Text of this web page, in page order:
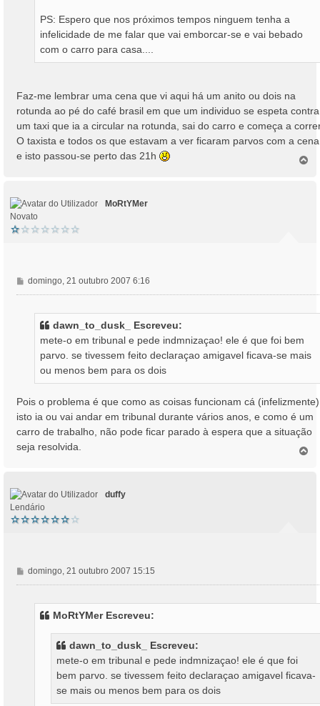
PS: Espero que nos próximos tempos ninguem tenha a
infelicidade de me falar que vai emborcar-se e vai bebado
com o carro para casa....
Faz-me lembrar uma cena que vi aqui há um anito ou dois na
rotunda ao pé do café brasil em que um individuo se espeta contra
um taxi que ia a circular na rotunda, sai do carro e começa a
O taxista e todos os que estavam a ver ficaram parvos com a
e isto passou-se perto das 21h
MoRtYMer
Novato
M
e
domingo, 21 outubro 2007 6:16
dawn_to_dusk_ Escreveu:
mete-o em tribunal e pede indmnizaçao! ele é que foi bem
parvo. se tivessem feito declaraçao amigavel ficava-se mais
ou menos bem para os dois
Pois o problema é que como as coisas funcionam cá
isto ia ou vai andar em tribunal durante vários anos, e como é um
carro de trabalho, não pode ficar parado à espera que a situação
seja resolvida.
duffy
Lendário
M
e
domingo, 21 outubro 2007 15:15
MoRtYMer Escreveu:
dawn_to_dusk_ Escreveu:
mete-o em tribunal e pede indmnizaçao! ele é que foi
bem parvo. se tivessem feito declaraçao amigavel ficava-
se mais ou menos bem para os dois